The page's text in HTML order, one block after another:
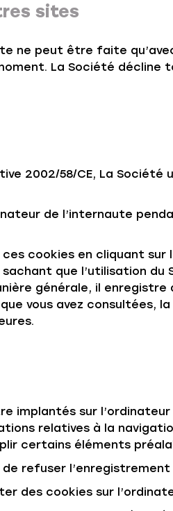
sites
ne peut être faite
La Société décline
2002/58/CE, La
de l’internaute
cookies en cliquant sur
que l’utilisation du
générale, il
vous avez consultées,
implantés sur
relatives à la
certains éléments
refuser l’enregistrement
des cookies sur